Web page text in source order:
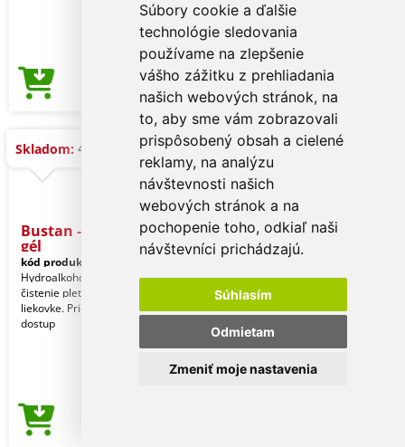
Súbory cookie a ďalšie
technológie sledovania
používame na zlepšenie
vášho zážitku z prehliadania
našich webových stránok, na
to, aby sme vám zobrazovali
prispôsobený obsah a cielené
reklamy, na analýzu
návštevnosti našich
webových stránok a na
pochopenie toho, odkiaľ naši
návštevníci prichádzajú.
Súhlasím
Odmietam
Zmeniť moje nastavenia
Cena od0,16 €
Skladom: 4 ks
Bustan - hydroalkoholický
gél
kód produktu:
Hydroalkoholický sprej na hygienu a
čistenie pleti v 10ml znovu naplniteľnej
liekovke. Priesvitné telo s uzáverom
dostup